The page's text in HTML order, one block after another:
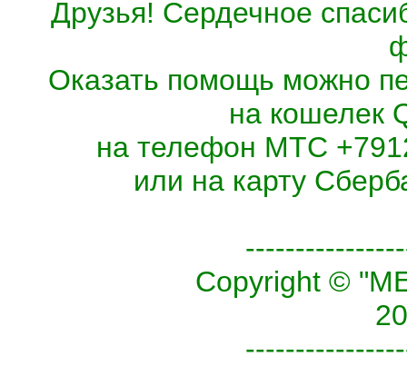
Друзья! Сердечное
Оказать помощь можно
на кошелек
на телефон МТС
или на карту
Copyright ©